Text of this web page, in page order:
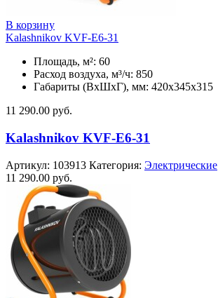
В корзину
Kalashnikov KVF-E6-31
Площадь, м²: 60
Расход воздуха, м³/ч: 850
Габариты (ВхШхГ), мм: 420x345x315
11 290.00 руб.
Kalashnikov KVF-E6-31
Артикул: 103913 Категория: Электрические
11 290.00 руб.